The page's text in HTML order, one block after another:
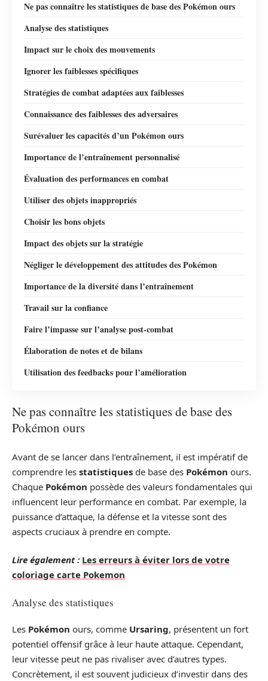
Ne pas connaître les statistiques de base des Pokémon ours
Analyse des statistiques
Impact sur le choix des mouvements
Ignorer les faiblesses spécifiques
Stratégies de combat adaptées aux faiblesses
Connaissance des faiblesses des adversaires
Surévaluer les capacités d’un Pokémon ours
Importance de l’entraînement personnalisé
Évaluation des performances en combat
Utiliser des objets inappropriés
Choisir les bons objets
Impact des objets sur la stratégie
Négliger le développement des attitudes des Pokémon
Importance de la diversité dans l’entraînement
Travail sur la confiance
Faire l’impasse sur l’analyse post-combat
Élaboration de notes et de bilans
Utilisation des feedbacks pour l’amélioration
Ne pas connaître les statistiques de base des
Pokémon ours
Avant de se lancer dans l’entraînement, il est impératif de
comprendre les statistiques de base des Pokémon ours.
Chaque Pokémon possède des valeurs fondamentales qui
influencent leur performance en combat. Par exemple, la
puissance d’attaque, la défense et la vitesse sont des
aspects cruciaux à prendre en compte.
Lire également : Les erreurs à éviter lors de votre
coloriage carte Pokemon
Analyse des statistiques
Les Pokémon ours, comme Ursaring, présentent un fort
potentiel offensif grâce à leur haute attaque. Cependant,
leur vitesse peut ne pas rivaliser avec d’autres types.
Concrètement, il est souvent judicieux d’investir dans des